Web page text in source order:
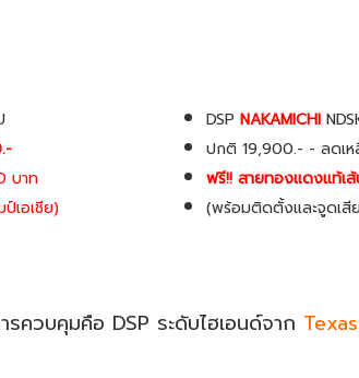
บาท
เอเชีย)
DSP NAKAMICHI
ปกติ 19,900.- - ลดเห
ฟรี!! สายทองแดงแท้เ
(พร้อมติดตั้งและจูดเสีย
ควบคุมคือ DSP ระดับไฮเอนด์จาก